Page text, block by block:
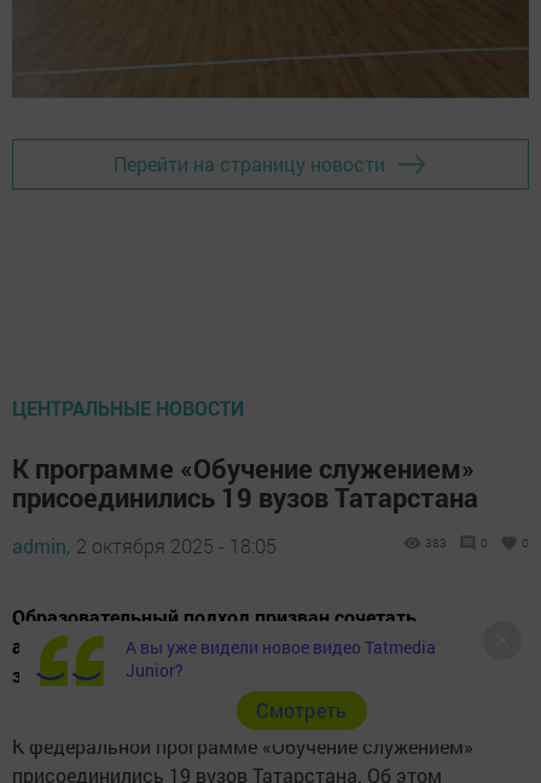
Перейти на страницу новости
ЦЕНТРАЛЬНЫЕ НОВОСТИ
К программе «Обучение служением»
присоединились 19 вузов Татарстана
admin, 2 октября 2025 - 18:05 383 0 0
Образовательный подход призван сочетать
академическое обучение с реальной общественно-
значимой деятельностью.
К федеральной программе «Обучение служением»
присоединились 19 вузов Татарстана. Об этом
А вы уже видели новое видео Tatmedia
Junior?
Cмотреть